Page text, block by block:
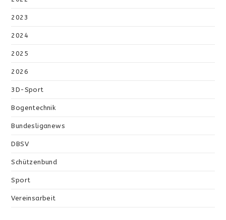
2023
2024
2025
2026
3D-Sport
Bogentechnik
Bundesliganews
DBSV
Schützenbund
Sport
Vereinsarbeit